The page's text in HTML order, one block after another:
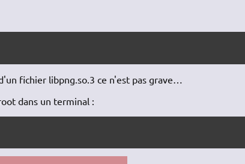
fichier libpng.so.3 ce n'est pas grave…
dans un terminal :